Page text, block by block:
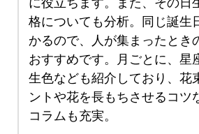
格についても分析。同じ誕生
かるので、人が集まったとき
おすすめです。月ごとに、星
生色なども紹介しており、花
ントや花を長もちさせるコツ
コラムも充実。